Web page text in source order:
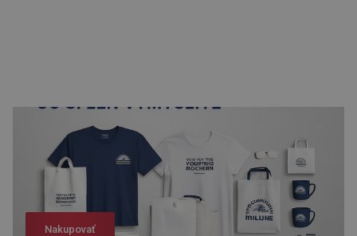
Nakupovať